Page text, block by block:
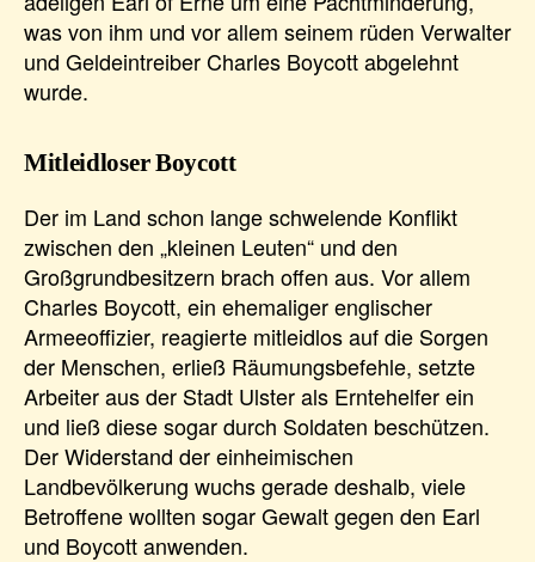
was von ihm und vor allem seinem rüden Verwalter
und Geldeintreiber Charles Boycott abgelehnt
wurde.
Mitleidloser Boycott
Der im Land schon lange schwelende Konflikt
zwischen den „kleinen Leuten“ und den
Großgrundbesitzern brach offen aus. Vor allem
Charles Boycott, ein ehemaliger englischer
Armeeoffizier, reagierte mitleidlos auf die Sorgen
der Menschen, erließ Räumungsbefehle, setzte
Arbeiter aus der Stadt Ulster als Erntehelfer ein
und ließ diese sogar durch Soldaten beschützen.
Der Widerstand der einheimischen
Landbevölkerung wuchs gerade deshalb, viele
Betroffene wollten sogar Gewalt gegen den Earl
und Boycott anwenden.